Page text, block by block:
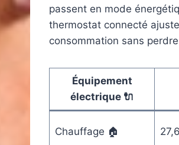
passent en mode
thermostat connecté
consommation sans
Équipement
électrique 🔌
Chauffage 🏠